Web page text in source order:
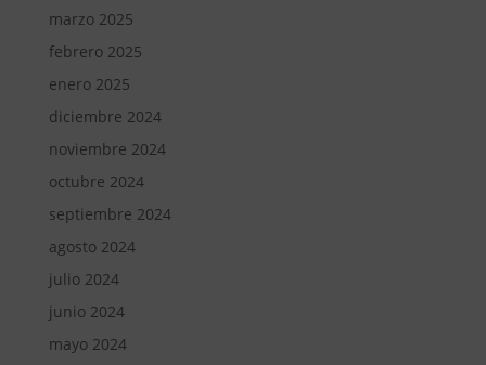
marzo 2025
febrero 2025
enero 2025
diciembre 2024
noviembre 2024
octubre 2024
septiembre 2024
agosto 2024
julio 2024
junio 2024
mayo 2024